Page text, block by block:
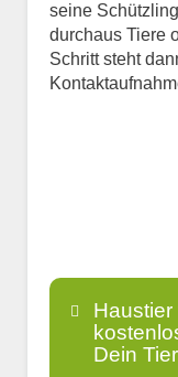
seine
durchaus Tiere
Schritt steht
Dein